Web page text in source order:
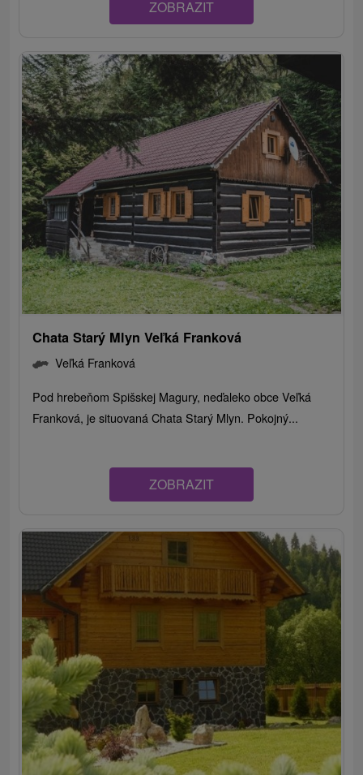
ZOBRAZIT
Chata Starý Mlyn Veľká Franková
Veľká Franková
Pod hrebeňom Spišskej Magury, neďaleko obce Veľká
Franková, je situovaná Chata Starý Mlyn. Pokojný...
ZOBRAZIT